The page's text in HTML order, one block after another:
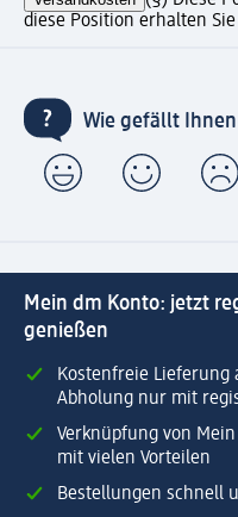
diese Position erhalten Sie
Wie gefällt Ihnen
Mein dm Konto: jetzt
genießen
Kostenfreie Lieferung
Abholung nur mit
Verknüpfung von Mein
mit vielen Vorteilen
Bestellungen schnell